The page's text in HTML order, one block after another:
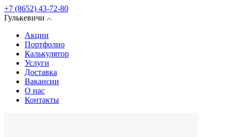
+7 (8652) 43-72-80
Гулькевичи
Акции
Портфолио
Калькулятор
Услуги
Доставка
Вакансии
О нас
Контакты